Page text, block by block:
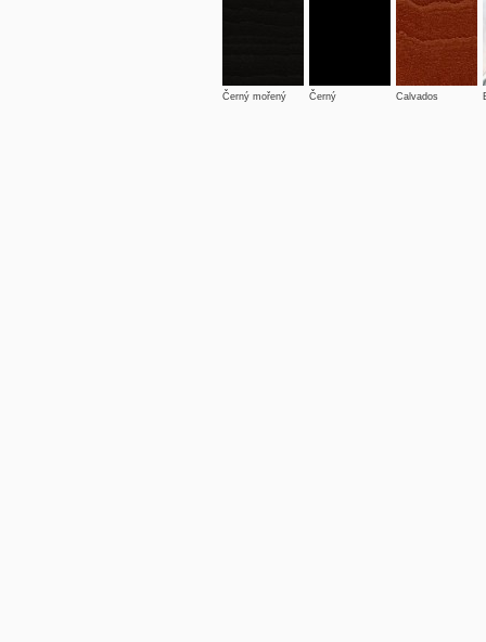
Černý mořený Černý Calvados